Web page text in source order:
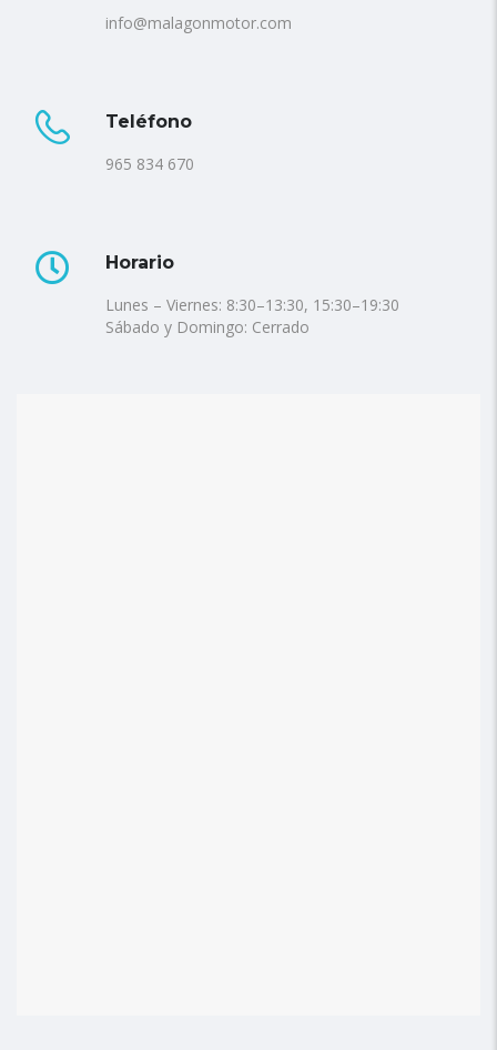
info@malagonmotor.com
Teléfono
965 834 670
Horario
Lunes – Viernes: 8:30–13:30, 15:30–19:30
Sábado y Domingo: Cerrado